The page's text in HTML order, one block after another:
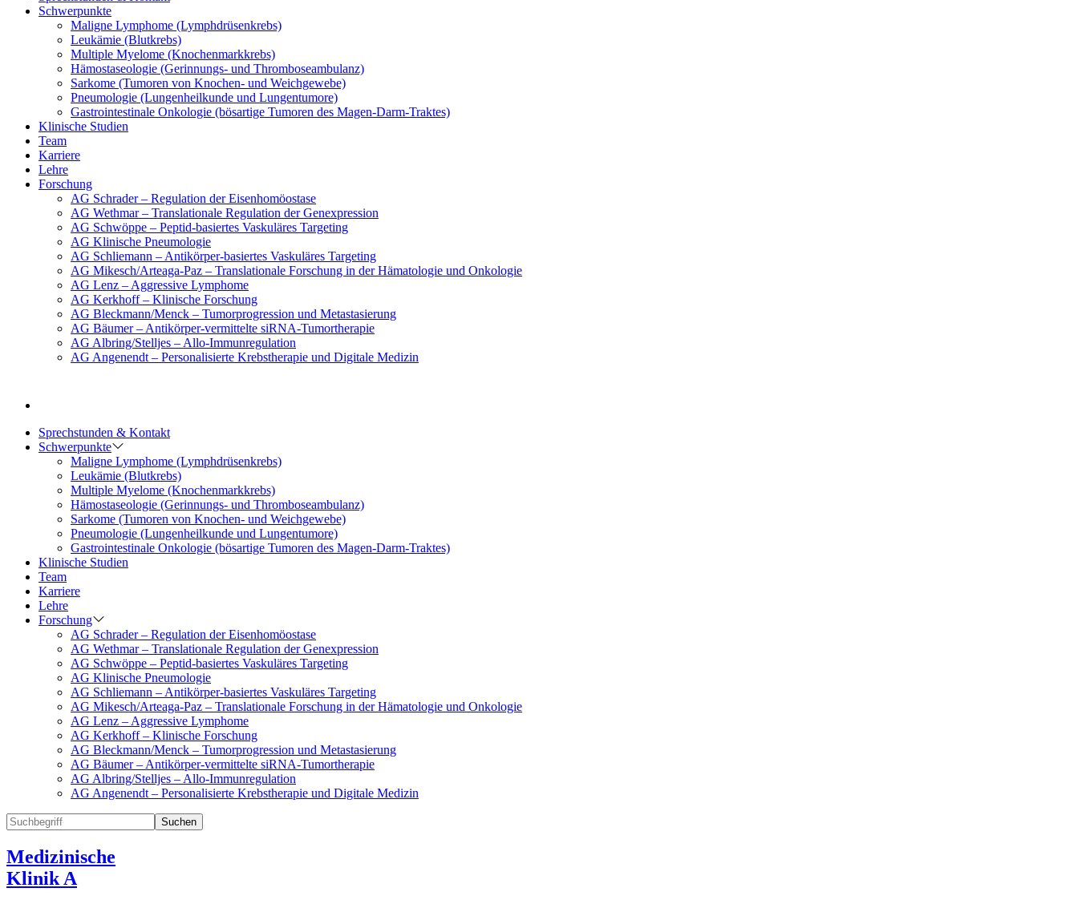
Schwerpunkte
Maligne Lymphome (Lymphdrüsenkrebs)
Leukämie (Blutkrebs)
Multiple Myelome (Knochenmarkkrebs)
Hämostaseologie (Gerinnungs- und Thromboseambulanz)
Sarkome (Tumoren von Knochen- und Weichgewebe)
Pneumologie (Lungenheilkunde und Lungentumore)
Gastrointestinale Onkologie (bösartige Tumoren des Magen-Darm-Traktes)
Klinische Studien
Team
Karriere
Lehre
Forschung
AG Schrader – Regulation der Eisenhomöostase
AG Wethmar – Translationale Regulation der Genexpression
AG Schwöppe – Peptid-basiertes Vaskuläres Targeting
AG Klinische Pneumologie
AG Schliemann – Antikörper-basiertes Vaskuläres Targeting
AG Mikesch/Arteaga-Paz – Translationale Forschung in der Hämatologie und Onkologie
AG Lenz – Aggressive Lymphome
AG Kerkhoff – Klinische Forschung
AG Bleckmann/Menck – Tumorprogression und Metastasierung
AG Bäumer – Antikörper-vermittelte siRNA-Tumortherapie
AG Albring/Stelljes – Allo-Immunregulation
AG Angenendt – Personalisierte Krebstherapie und Digitale Medizin
Sprechstunden & Kontakt
Schwerpunkte
Maligne Lymphome (Lymphdrüsenkrebs)
Leukämie (Blutkrebs)
Multiple Myelome (Knochenmarkkrebs)
Hämostaseologie (Gerinnungs- und Thromboseambulanz)
Sarkome (Tumoren von Knochen- und Weichgewebe)
Pneumologie (Lungenheilkunde und Lungentumore)
Gastrointestinale Onkologie (bösartige Tumoren des Magen-Darm-Traktes)
Klinische Studien
Team
Karriere
Lehre
Forschung
AG Schrader – Regulation der Eisenhomöostase
AG Wethmar – Translationale Regulation der Genexpression
AG Schwöppe – Peptid-basiertes Vaskuläres Targeting
AG Klinische Pneumologie
AG Schliemann – Antikörper-basiertes Vaskuläres Targeting
AG Mikesch/Arteaga-Paz – Translationale Forschung in der Hämatologie und Onkologie
AG Lenz – Aggressive Lymphome
AG Kerkhoff – Klinische Forschung
AG Bleckmann/Menck – Tumorprogression und Metastasierung
AG Bäumer – Antikörper-vermittelte siRNA-Tumortherapie
AG Albring/Stelljes – Allo-Immunregulation
AG Angenendt – Personalisierte Krebstherapie und Digitale Medizin
Suchen
Medizinische
Klinik A